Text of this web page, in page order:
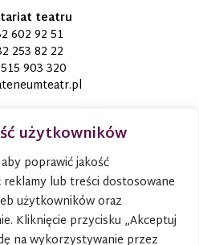
użytkowników
poprawić jakość
lub treści dostosowane
użytkowników oraz
Kliknięcie przycisku „Akceptuj
na wykorzystywanie przez
teatru
602 92 51
253 82 22
515 903 320